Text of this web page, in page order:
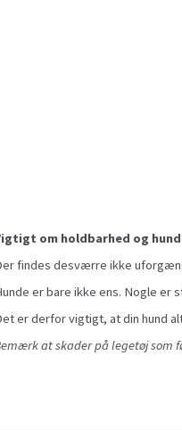
om holdbarhed og
findes desværre ikke
er bare ikke ens. Nogle er
er derfor vigtigt, at din hund
at skader på legetøj som